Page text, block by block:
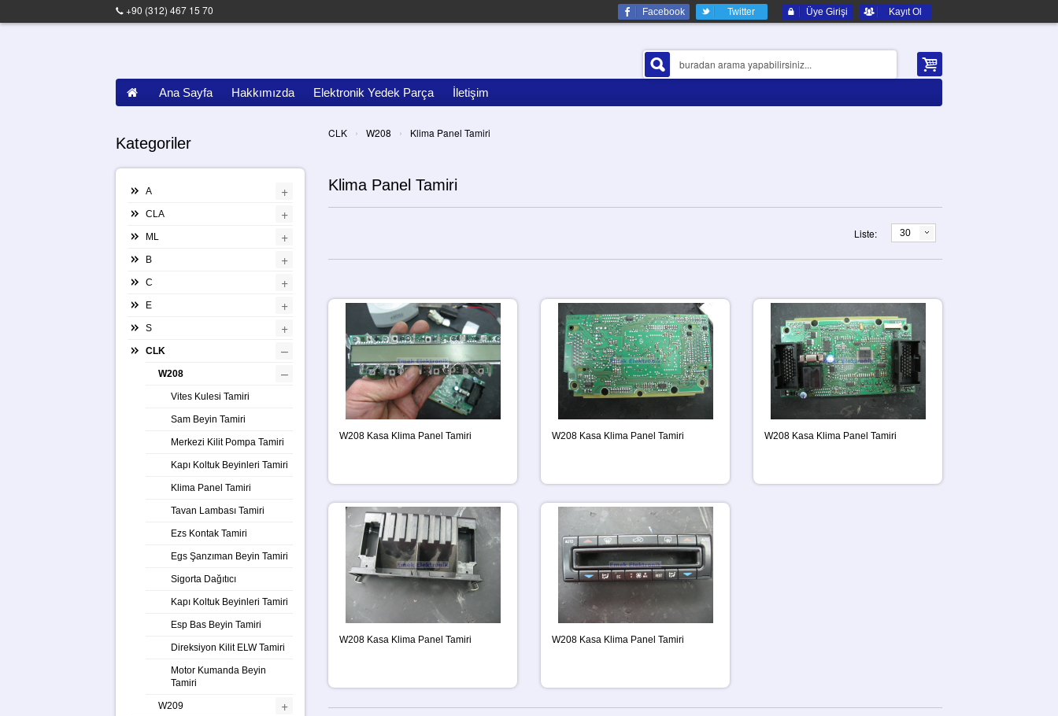
+90 (312) 467 15 70 Facebook Twitter Üye Girişi Kayıt Ol
Ana Sayfa Hakkımızda Elektronik Yedek Parça İletişim
CLK › W208 › Klima Panel Tamiri
Klima Panel Tamiri
Liste: 30
W208 Kasa Klima Panel Tamiri W208 Kasa Klima Panel Tamiri W208 Kasa Klima Panel Tamiri
W208 Kasa Klima Panel Tamiri W208 Kasa Klima Panel Tamiri
Kategoriler
A +
CLA +
ML +
B +
C +
E +
S +
CLK –
W208 –
Vites Kulesi Tamiri
Sam Beyin Tamiri
Merkezi Kilit Pompa Tamiri
Kapı Koltuk Beyinleri Tamiri
Klima Panel Tamiri
Tavan Lambası Tamiri
Ezs Kontak Tamiri
Egs Şanzıman Beyin Tamiri
Sigorta Dağıtıcı
Kapı Koltuk Beyinleri Tamiri
Esp Bas Beyin Tamiri
Direksiyon Kilit ELW Tamiri
Motor Kumanda Beyin
Tamiri
W209 +